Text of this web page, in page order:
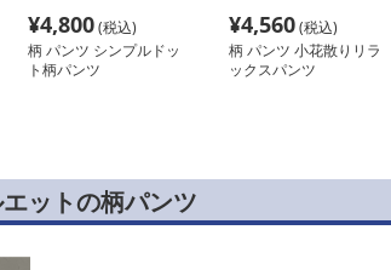
¥4,800(税込)
柄 パンツ シンプルドッ
ト柄パンツ
¥4,560(税込)
柄 パンツ 小花散りリラ
ックスパンツ
ットの柄パンツ